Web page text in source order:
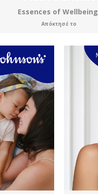
Essences of Wellbeing
Απόκτησέ το